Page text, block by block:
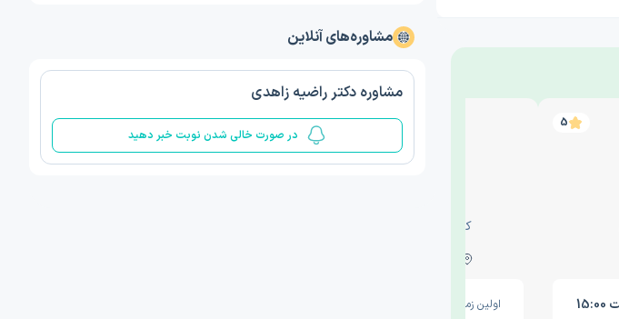
5
5
کارشناسی ارشد روانشناسی بالینی
اولین زمان نوبت مطب:
مشاوره‌های آنلاین
مشاوره دکتر راضیه زاهدی
در صورت خالی شدن نوبت خبر دهید